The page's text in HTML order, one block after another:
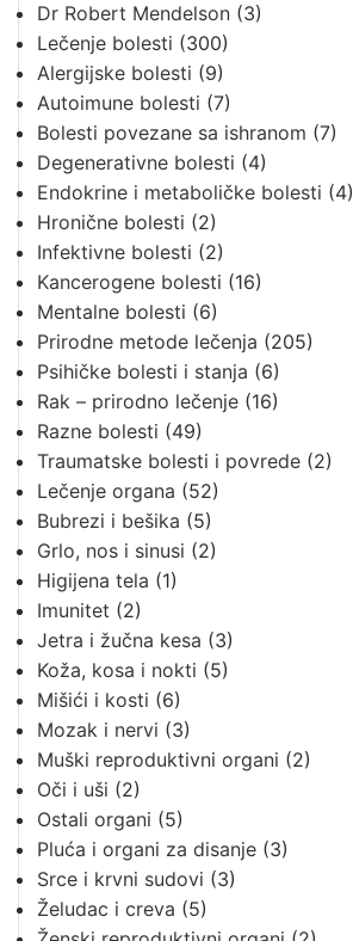
Dr Robert Mendelson (3)
Lečenje bolesti (300)
Alergijske bolesti (9)
Autoimune bolesti (7)
Bolesti povezane sa ishranom (7)
Degenerativne bolesti (4)
Endokrine i metaboličke bolesti (4)
Hronične bolesti (2)
Infektivne bolesti (2)
Kancerogene bolesti (16)
Mentalne bolesti (6)
Prirodne metode lečenja (205)
Psihičke bolesti i stanja (6)
Rak – prirodno lečenje (16)
Razne bolesti (49)
Traumatske bolesti i povrede (2)
Lečenje organa (52)
Bubrezi i bešika (5)
Grlo, nos i sinusi (2)
Higijena tela (1)
Imunitet (2)
Jetra i žučna kesa (3)
Koža, kosa i nokti (5)
Mišići i kosti (6)
Mozak i nervi (3)
Muški reproduktivni organi (2)
Oči i uši (2)
Ostali organi (5)
Pluća i organi za disanje (3)
Srce i krvni sudovi (3)
Želudac i creva (5)